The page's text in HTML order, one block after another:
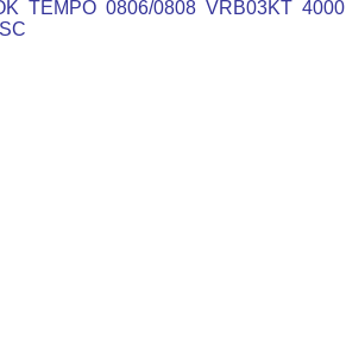
TEMPO 0806/0808 VRB03KT 4000